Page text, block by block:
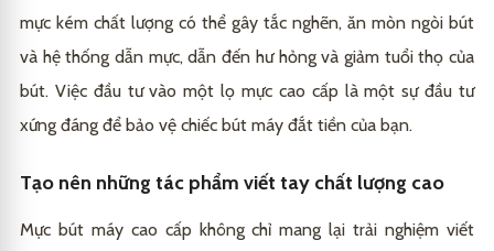
mực kém chất lượng có thể gây tắc nghẽn, ăn mòn ngòi bút
và hệ thống dẫn mực, dẫn đến hư hỏng và giảm tuổi thọ của
bút. Việc đầu tư vào một lọ mực cao cấp là một sự đầu tư
xứng đáng để bảo vệ chiếc bút máy đắt tiền của bạn.
Tạo nên những tác phẩm viết tay chất lượng cao
Mực bút máy cao cấp không chỉ mang lại trải nghiệm viết